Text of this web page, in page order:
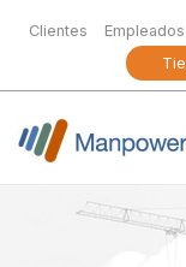
Clientes Empleados